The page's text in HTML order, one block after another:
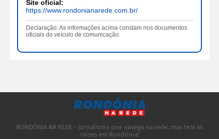
Site oficial:
https://www.rondonianarede.com.br/
Declaração: As informações acima constam nos documentos
oficiais do veículo de comunicação.
RONDÔNIA NA REDE - Jornalismo que navega na rede, mas tem as
raízes em Rondônia!